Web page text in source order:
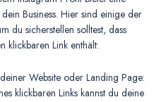
Business. Hier sind einige der
du sicherstellen solltest, dass
klickbaren Link enthält:
Website oder Landing Page:
klickbaren Links kannst du deine